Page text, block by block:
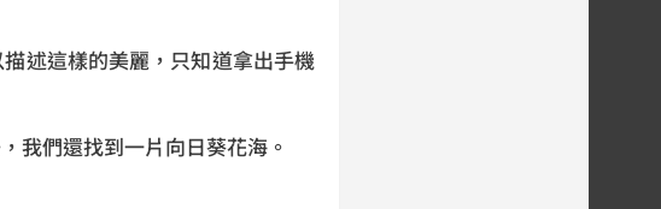
述這樣的美麗，只知道拿出手機
我們還找到一片向日葵花海。